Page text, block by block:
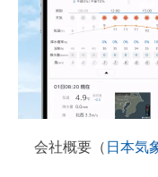
会社概要（ 日本気